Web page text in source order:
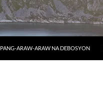
PANG-ARAW-ARAW NA DEBOSYON